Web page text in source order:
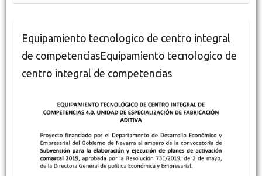
Equipamiento tecnologico de centro integral
de competenciasEquipamiento tecnologico de
centro integral de competencias